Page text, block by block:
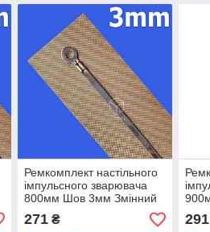
Ремкомплект настільного
імпульсного зварювача
800мм Шов 3мм Змінний
набір зварювача тефлон і
ніхром FS-800 Н
271₴ 291